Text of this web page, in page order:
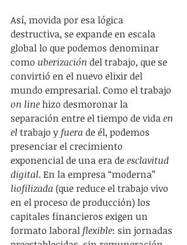
Así, movida por esa lógica
destructiva, se expande en escala
global lo que podemos denominar
como uberización del trabajo, que se
convirtió en el nuevo elixir del
mundo empresarial. Como el trabajo
on line hizo desmoronar la
separación entre el tiempo de vida en
el trabajo y fuera de él, podemos
presenciar el crecimiento
exponencial de una era de esclavitud
digital. En la empresa “moderna”
liofilizada (que reduce el trabajo vivo
en el proceso de producción) los
capitales financieros exigen un
formato laboral flexible: sin jornadas